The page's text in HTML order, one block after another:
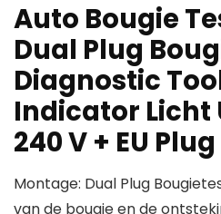
Auto Bougie
Dual Plug
Diagnostic
Indicator Licht
240 V + EU
Montage: Dual Plug
van de bougie en de